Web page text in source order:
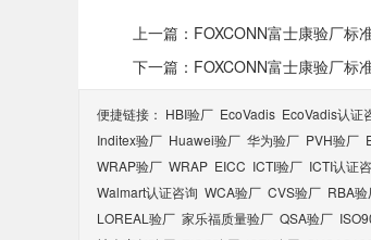
上一篇：FOXCONN富士康验厂标
下一篇：FOXCONN富士康验厂标
便捷链接： HBI验厂 EcoVadis EcoVadis​认证
Inditex验厂 Huawei验厂 华为验厂 PVH验厂
WRAP验厂 WRAP EICC ICTI验厂 ICTI认证
Walmart认证咨询 WCA验厂 CVS验厂 RBA验
LOREAL验厂 家乐福质量验厂 QSA验厂